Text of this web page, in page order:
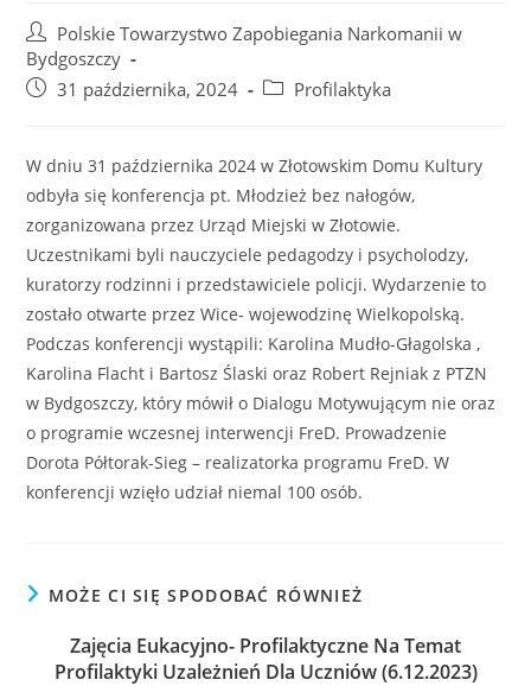
Polskie Towarzystwo Zapobiegania Narkomanii w
Bydgoszczy
31 października, 2024
Profilaktyka
W dniu 31 października 2024 w Złotowskim Domu Kultury
odbyła się konferencja pt. Młodzież bez nałogów,
zorganizowana przez Urząd Miejski w Złotowie.
Uczestnikami byli nauczyciele pedagodzy i psycholodzy,
kuratorzy rodzinni i przedstawiciele policji. Wydarzenie to
zostało otwarte przez Wice- wojewodzinę Wielkopolską.
Podczas konferencji wystąpili: Karolina Mudło-Głagolska ,
Karolina Flacht i Bartosz Ślaski oraz Robert Rejniak z PTZN
w Bydgoszczy, który mówił o Dialogu Motywującym nie oraz
o programie wczesnej interwencji FreD. Prowadzenie
Dorota Półtorak-Sieg – realizatorka programu FreD. W
konferencji wzięło udział niemal 100 osób.
MOŻE CI SIĘ SPODOBAĆ RÓWNIEŻ
Zajęcia Eukacyjno- Profilaktyczne Na Temat
Profilaktyki Uzależnień Dla Uczniów (6.12.2023)